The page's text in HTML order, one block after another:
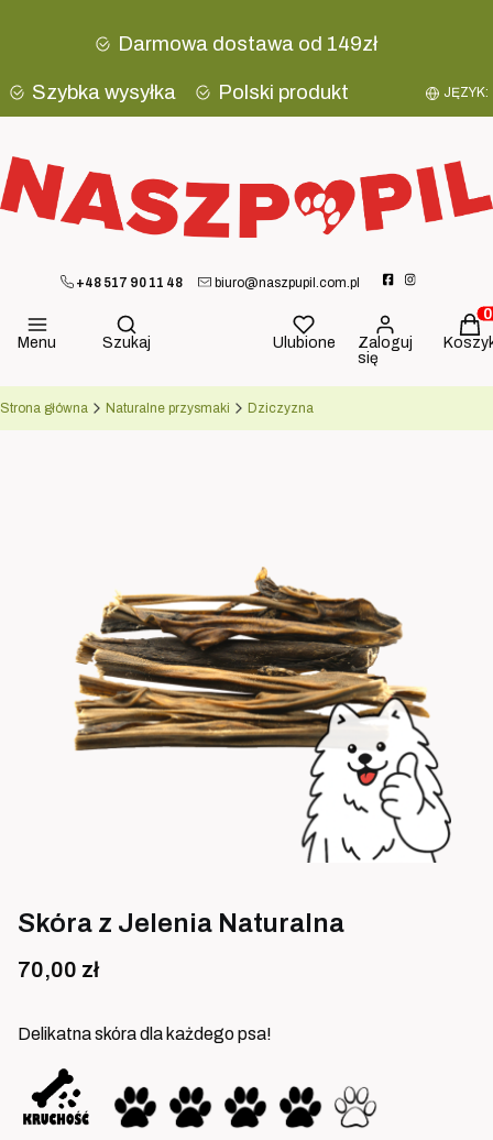
Darmowa dostawa od 149zł
Szybka wysyłka Polski produkt JĘZYK:
+48 517 90 11 48 biuro@naszpupil.com.pl
Menu
Otwórz wyszukiwarkę
Szukaj Ulubione
Zaloguj
się
Strona główna Naturalne przysmaki Dziczyzna
Skóra z Jelenia Naturalna
Cena
70,00 zł
Delikatna skóra dla każdego psa!